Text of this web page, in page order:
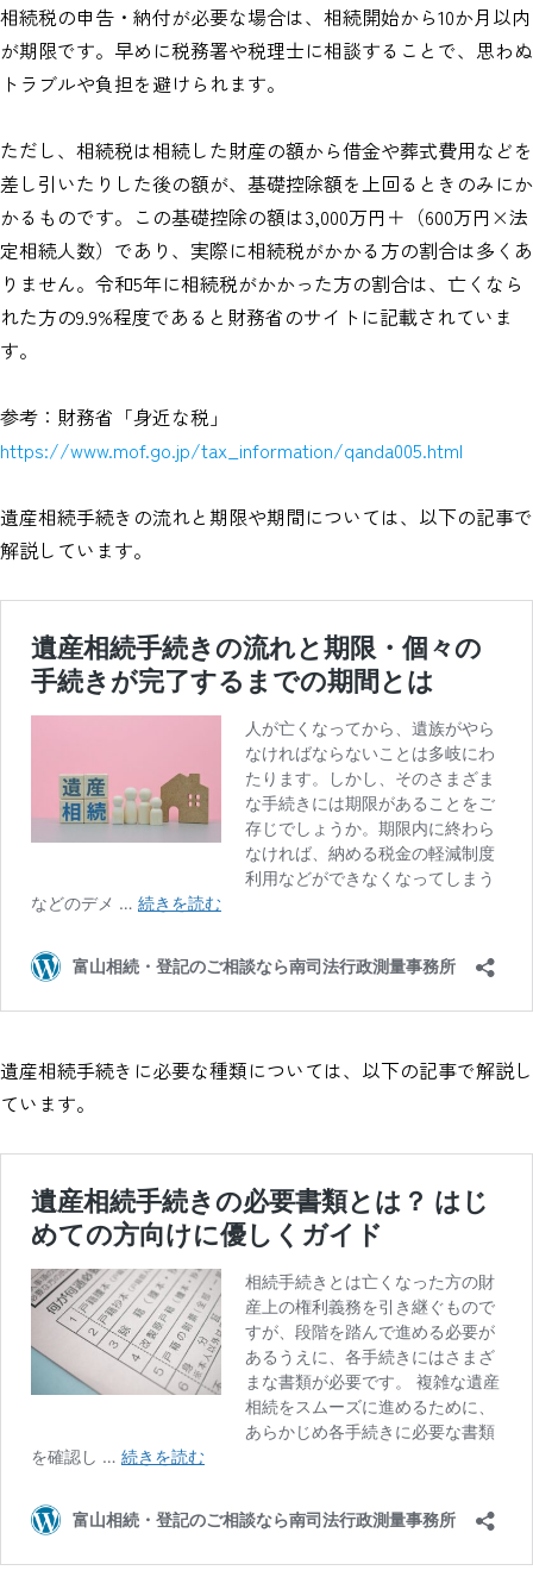
相続税の申告・納付が必要な場合は、相続開始から10か月以内
が期限です。早めに税務署や税理士に相談することで、思わぬ
トラブルや負担を避けられます。
ただし、相続税は相続した財産の額から借金や葬式費用などを
差し引いたりした後の額が、基礎控除額を上回るときのみにか
かるものです。この基礎控除の額は3,000万円＋（600万円×法
定相続人数）であり、実際に相続税がかかる方の割合は多くあ
りません。令和5年に相続税がかかった方の割合は、亡くなら
れた方の9.9%程度であると財務省のサイトに記載されていま
す。
参考：財務省「身近な税」
https://www.mof.go.jp/tax_information/qanda005.html
遺産相続手続きの流れと期限や期間については、以下の記事で
解説しています。
遺産相続手続きに必要な種類については、以下の記事で解説し
ています。